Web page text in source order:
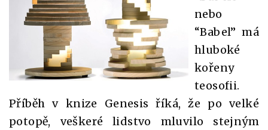
nebo
“Babel” má
hluboké
kořeny
teosofii.
Příběh v knize Genesis říká, že po velké
potopě, veškeré lidstvo mluvilo stejným